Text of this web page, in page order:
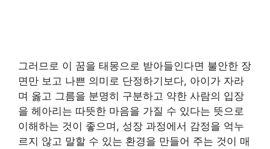
그러므로 이 꿈을 태몽으로 받아들인다면 불안한 장
면만 보고 나쁜 의미로 단정하기보다, 아이가 자라
며 옳고 그름을 분명히 구분하고 약한 사람의 입장
을 헤아리는 따뜻한 마음을 가질 수 있다는 뜻으로
이해하는 것이 좋으며, 성장 과정에서 감정을 억누
르지 않고 말할 수 있는 환경을 만들어 주는 것이 매